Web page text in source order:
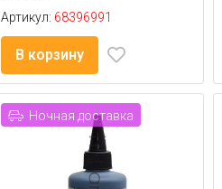
Артикул: 68396991
В корзину
Ночная доставка